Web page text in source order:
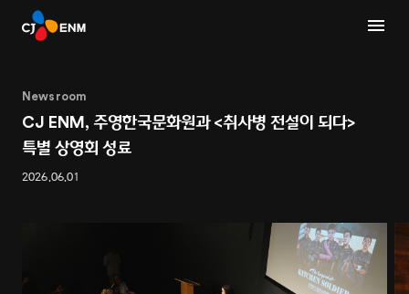
Newsroom
CJ ENM, 주영한국문화원과 <취사병 전설이 되다>
특별 상영회 성료
2026.06.01